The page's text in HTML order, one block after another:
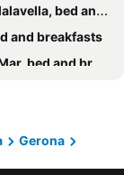
bed and breakfasts
and breakfasts
bed and breakfasts
breakfasts
breakfasts
bed and breakfasts
Gerona